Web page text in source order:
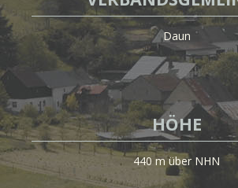
Daun
HÖHE
440 m über NHN